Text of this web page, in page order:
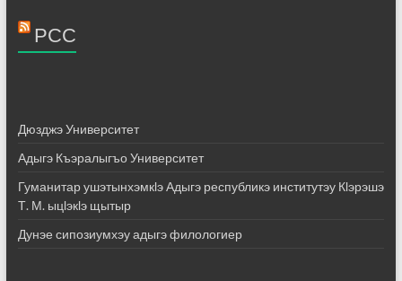
РСС
Дюзджэ Университет
Адыгэ Къэралыгъо Университет
Гуманитар ушэтынхэмкӏэ Адыгэ республикэ институтэу Кӏэрэшэ
Т. М. ыцӏэкӏэ щытыр
Дунэе сипозиумхэу адыгэ филологиер